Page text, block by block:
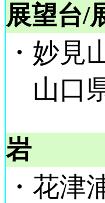
展望台/
・妙見
山口
岩
・花津